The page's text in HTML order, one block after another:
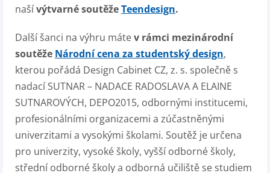
našívýtvarné soutěžeTeendesign.
Další šanci na výhru mátev rámci mezinárodní
soutěže Národní cena za studentský design,
kterou pořádá Design Cabinet CZ, z. s. společně s
nadací SUTNAR – NADACE RADOSLAVA A ELAINE
SUTNAROVÝCH, DEPO2015, odbornými institucemi,
profesionálními organizacemi a zúčastněnými
univerzitami a vysokými školami. Soutěž je určena
pro univerzity, vysoké školy, vyšší odborné školy,
střední odborné školy a odborná učiliště se studiem